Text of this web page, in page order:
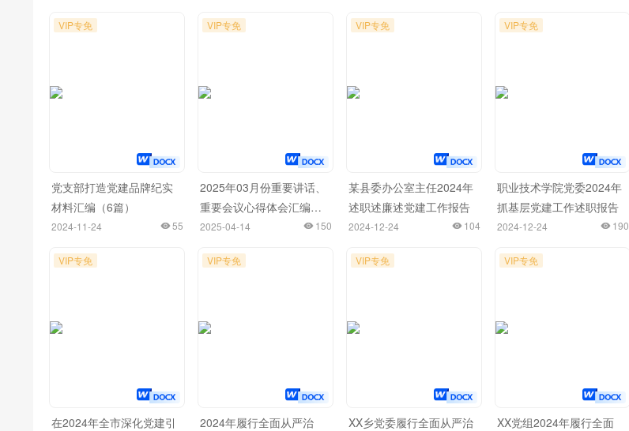
VIP专免
党支部打造党建品牌纪实
材料汇编（6篇）
2024-11-24 55
VIP专免
2025年03月份重要讲话、
重要会议心得体会汇编
（94篇）
2025-04-14 150
VIP专免
某县委办公室主任2024年
述职述廉述党建工作报告
2024-12-24 104
VIP专免
职业技术学院党委2024年
抓基层党建工作述职报告
2024-12-24 190
VIP专免
在2024年全市深化党建引
VIP专免
2024年履行全面从严治
VIP专免
XX乡党委履行全面从严治
VIP专免
XX党组2024年履行全面